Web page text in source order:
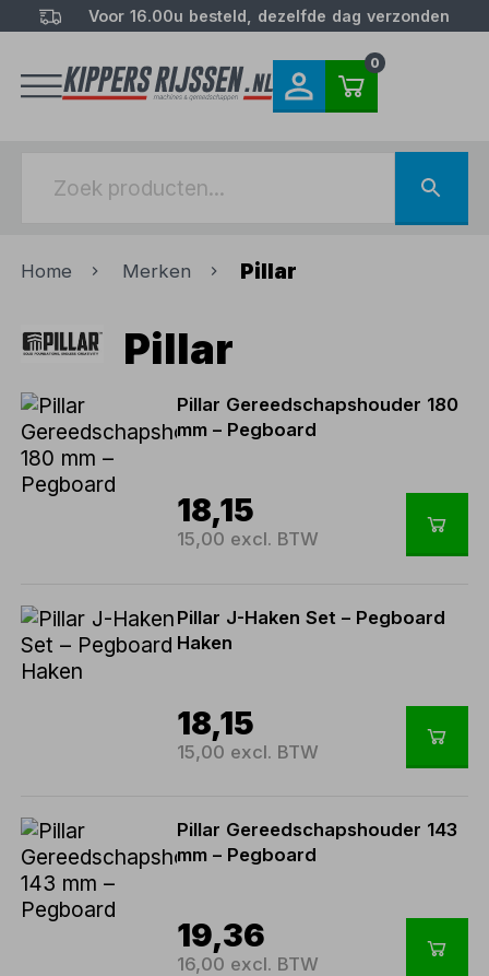
Voor 16.00u besteld, dezelfde dag verzonden
0
Home Merken Pillar
Pillar
Pillar Gereedschapshouder 180
mm – Pegboard
18,15
15,00 excl. BTW
Pillar J-Haken Set – Pegboard
Haken
18,15
15,00 excl. BTW
Pillar Gereedschapshouder 143
mm – Pegboard
19,36
16,00 excl. BTW